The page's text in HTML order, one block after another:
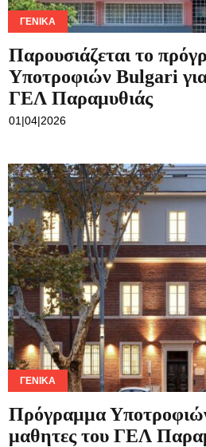
ΓΕΝΙΚΆ
Παρουσιάζεται το
Υποτροφιών Bulgari
ΓΕΛ Παραμυθιάς
01|04|2026
ΓΕΝΙΚΆ
Πρόγραμμα
μαθητες του ΓΕΛ